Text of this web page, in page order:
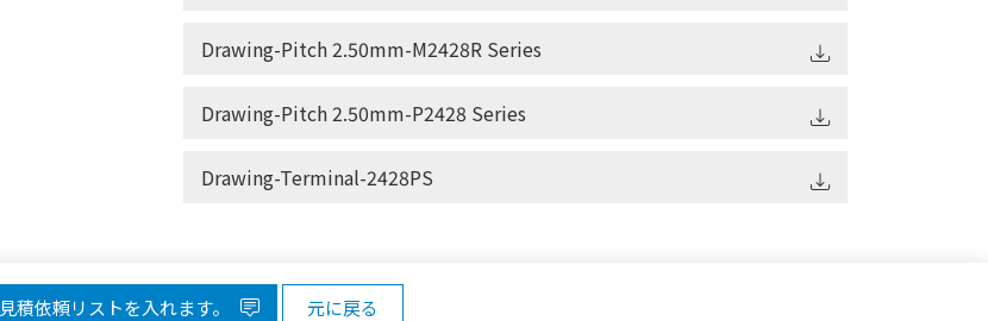
Drawing-Pitch 2.50mm-M2428R Series
Drawing-Pitch 2.50mm-P2428 Series
Drawing-Terminal-2428PS
見積依頼リストを入れます。 元に戻る